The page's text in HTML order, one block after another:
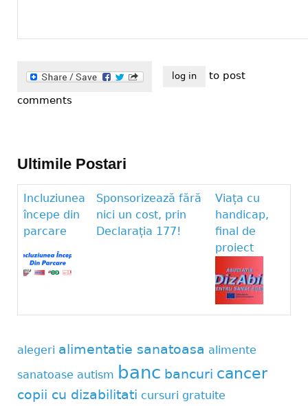
log in to post
comments
Ultimile Postari
Incluziunea
începe din
parcare
Sponsorizează fără
nici un cost, prin
Declarația 177!
Viața cu
handicap,
final de
proiect
alegeri alimentatie sanatoasa alimente
sanatoase autism banc bancuri cancer
copii cu dizabilitati cursuri gratuite